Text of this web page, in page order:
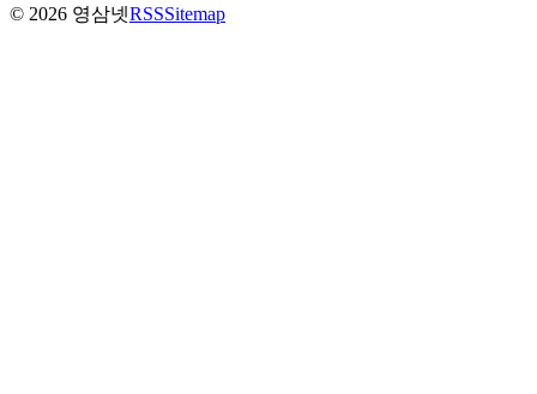
© 2026 영삼넷RSSSitemap